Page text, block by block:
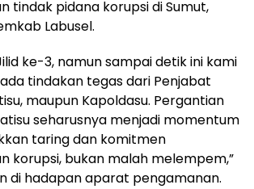
tindak pidana korupsi di Sumut,
Labusel.
ke-3, namun sampai detik ini kami
tindakan tegas dari Penjabat
maupun Kapoldasu. Pergantian
seharusnya menjadi momentum
taring dan komitmen
korupsi, bukan malah melempem,”
di hadapan aparat pengamanan.